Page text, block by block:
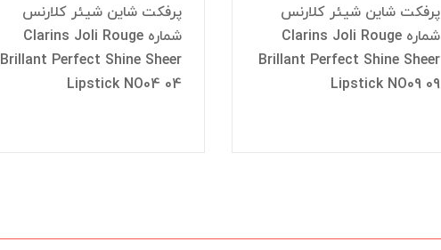
پرفکت شاین شیئر کلارنس
شماره Clarins Joli Rouge
Brillant Perfect Shine Sheer
Lipstick NO09 09
پرفکت شاین شیئر کلارنس
شماره Clarins Joli Rouge
Brillant Perfect Shine Sheer
Lipstick NO04 04